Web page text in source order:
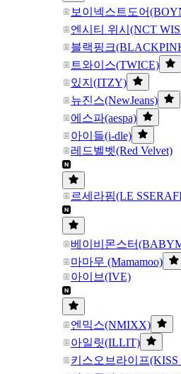
보이넥스트도어
엔시티 위시(NCT
블랙핑크
트와이스(TWICE)
있지(ITZY)
뉴진스(NewJeans)
에스파(aespa)
아이들(i-dle)
레드벨벳(Red Velvet)
르세라핌(LE
베이비몬스터
마마무 (Mamamoo)
아이브(IVE)
엔믹스(NMIXX)
아일릿(ILLIT)
키스오브라이프(KISS